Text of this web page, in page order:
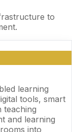
to
learning
tools, smart
teaching
and learning
into